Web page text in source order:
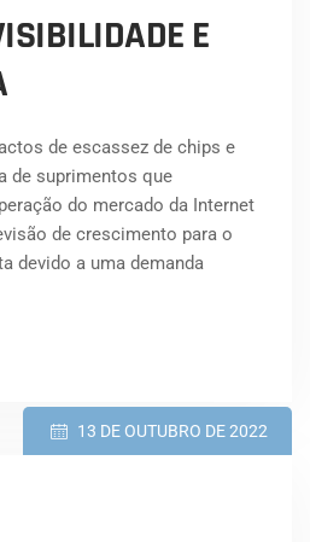
E
de escassez de chips e
de suprimentos que
do mercado da Internet
de crescimento para o
devido a uma demanda
13 DE OUTUBRO DE 2022